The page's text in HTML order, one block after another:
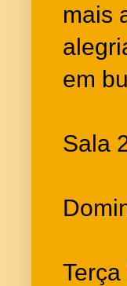
mais
em
Sala